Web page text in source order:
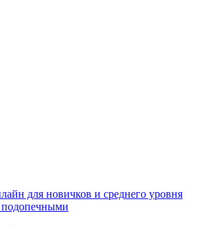
для новичков и среднего уровня
подопечными